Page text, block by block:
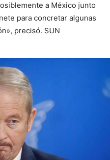
a México junto
para concretar algunas
precisó. SUN